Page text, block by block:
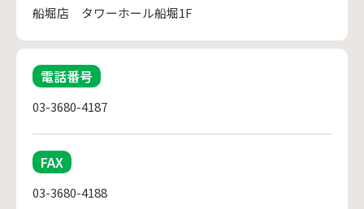
船堀店　タワーホール船堀1F
電話番号
03-3680-4187
FAX
03-3680-4188